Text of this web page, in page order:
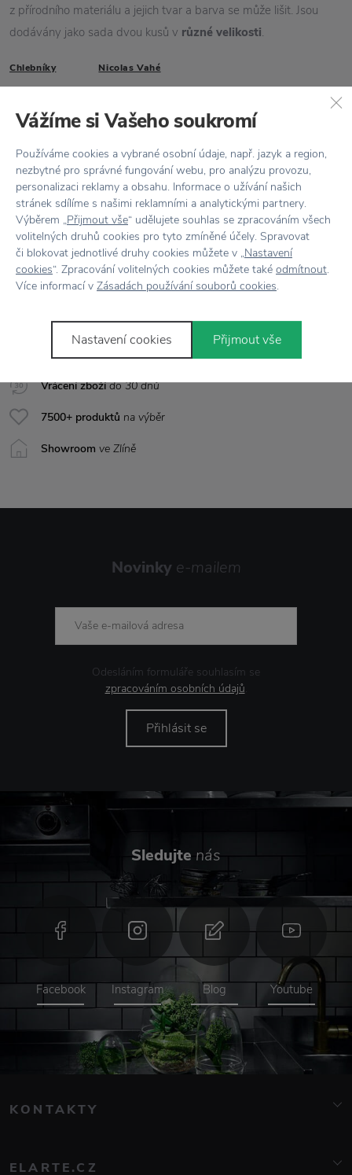
Vše skladem,odesíláme ihned
Doprava zdarmanad 2 000 Kč
Vrácení zbožído 30 dnů
7500+ produktů na výběr
Showroom ve Zlíně
z přírodního materiálu a jejich tvar a barva se může lišit. Jsou
dodávány jako sada dvou kusů v různé velikosti.
Chlebníky Nicolas Vahé
Vlastnosti
Kód produktu
Přírodní
Materiál Mořská tráva
Rozměr V: 6 cm x Ø 18.00 cm, V: 9 cm x Ø 22 cm
Novinky e-mailem
Odesláním formuláře souhlasím se
zpracováním osobních údajů.
Přihlásit se
Sledujte nás
Facebook Instagram Blog Youtube
KONTAKTY
776 081 000
ELARTE.CZ
Vážíme si Vašeho soukromí
Používáme cookies a vybrané osobní údaje, např. jazyk a region,
nezbytné pro správné fungování webu, pro analýzu provozu,
personalizaci reklamy a obsahu. Informace o užívání našich
stránek sdílíme s našimi reklamními a analytickými partnery.
Výběrem „Přijmout vše“ udělujete souhlas se zpracováním všech
volitelných druhů cookies pro tyto zmíněné účely. Spravovat
či blokovat jednotlivé druhy cookies můžete v „Nastavení
cookies“. Zpracování volitelných cookies můžete také odmítnout.
Více informací v Zásadách používání souborů cookies.
Nastavení cookies Přijmout vše